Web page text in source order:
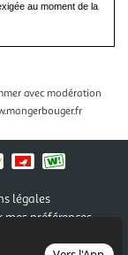
au moment de la
avec modération
légales
mes préférences